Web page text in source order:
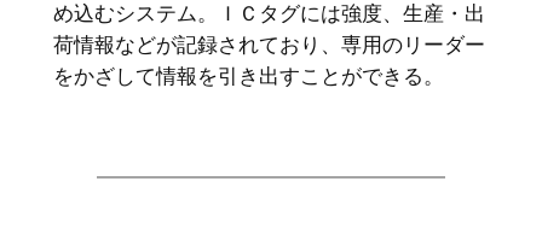
め込むシステム。ＩＣタグには強度、生産・出
荷情報などが記録されており、専用のリーダー
をかざして情報を引き出すことができる。